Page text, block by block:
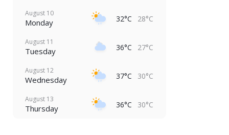
August 10
Monday 32°C 28°C
August 11
Tuesday 36°C 27°C
August 12
Wednesday 37°C 30°C
August 13
Thursday 36°C 30°C